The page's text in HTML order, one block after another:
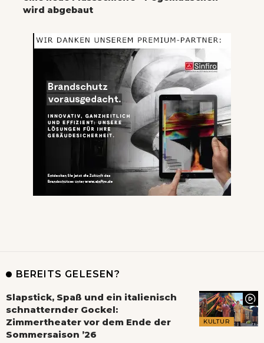
wird abgebaut
BEREITS GELESEN?
KULTUR
Slapstick, Spaß und ein italienisch
schnatternder Gockel:
Zimmertheater vor dem Ende der
Sommersaison ’26